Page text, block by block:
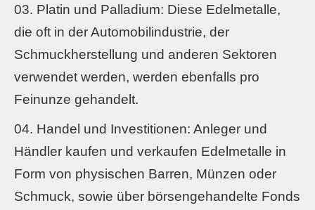
Platin und Palladium: Diese Edelmetalle,
die oft in der Automobilindustrie, der
Schmuckherstellung und anderen Sektoren
verwendet werden, werden ebenfalls pro
Feinunze gehandelt.
Handel und Investitionen: Anleger und
Händler kaufen und verkaufen Edelmetalle in
Form von physischen Barren, Münzen oder
Schmuck, sowie über börsengehandelte Fonds